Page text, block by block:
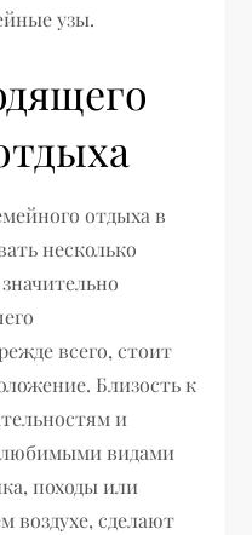
узы.
отдыха в
несколько
всего, стоит
Близость к
и
любимыми видами
походы или
воздухе, сделают